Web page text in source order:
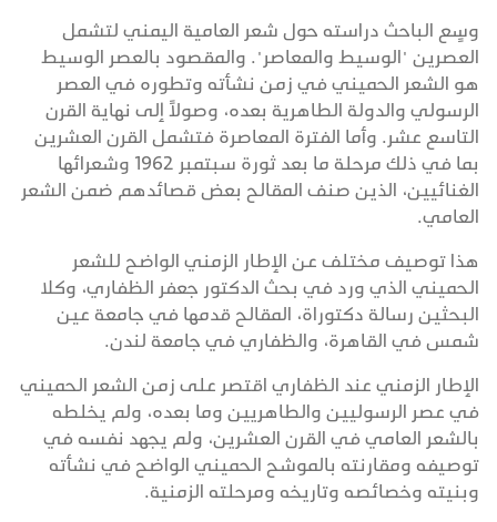
وسٍع الباحث دراسته حول شعر العامية اليمني لتشمل
العصرين "الوسيط والمعاصر". والمقصود بالعصر الوسيط
هو الشعر الحميني في زمن نشأته وتطوره في العصر
الرسولي والدولة الطاهرية بعده، وصولاً إلى نهاية القرن
التاسع عشر. وأما الفترة المعاصرة فتشمل القرن العشرين
بما في ذلك مرحلة ما بعد ثورة سبتمبر 1962 وشعرائها
الغنائيين، الذين صنف المقالح بعض قصائدهم ضمن الشعر
العامي.
هذا توصيف مختلف عن الإطار الزمني الواضح للشعر
الحميني الذي ورد في بحث الدكتور جعفر الظفاري، وكلا
البحثين رسالة دكتوراة، المقالح قدمها في جامعة عين
شمس في القاهرة، والظفاري في جامعة لندن.
الإطار الزمني عند الظفاري اقتصر على زمن الشعر الحميني
في عصر الرسوليين والطاهريين وما بعده، ولم يخلطه
بالشعر العامي في القرن العشرين، ولم يجهد نفسه في
توصيفه ومقارنته بالموشح الحميني الواضح في نشأته
وبنيته وخصائصه وتاريخه ومرحلته الزمنية.